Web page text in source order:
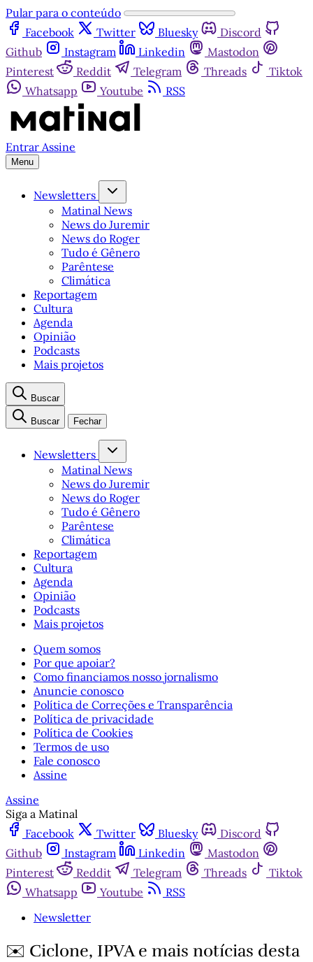
Pular para o conteúdo
Facebook
Twitter Bluesky
Discord
Github
Instagram Linkedin
Mastodon
Pinterest
Reddit Telegram Threads
Tiktok
Whatsapp
Youtube RSS
Entrar Assine
Menu
Newsletters
Matinal News
News do Juremir
News do Roger
Tudo é Gênero
Parêntese
Climática
Reportagem
Cultura
Agenda
Opinião
Podcasts
Mais projetos
Buscar
Buscar Fechar
Newsletters
Matinal News
News do Juremir
News do Roger
Tudo é Gênero
Parêntese
Climática
Reportagem
Cultura
Agenda
Opinião
Podcasts
Mais projetos
Quem somos
Por que apoiar?
Como financiamos nosso jornalismo
Anuncie conosco
Política de Correções e Transparência
Política de privacidade
Política de Cookies
Termos de uso
Fale conosco
Assine
Assine
Siga a Matinal
Facebook
Twitter Bluesky
Discord
Github
Instagram Linkedin
Mastodon
Pinterest
Reddit Telegram Threads
Tiktok
Whatsapp
Youtube
RSS
Newsletter
✉️ Ciclone, IPVA e mais notícias desta